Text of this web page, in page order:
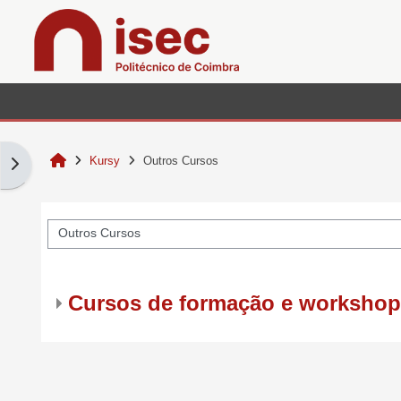
Przejdź do głównej zawartości
Otwórz szufladę bloków
Strona domowa
Kursy Outros Cursos
Kategorie kursów
Cursos de formação e